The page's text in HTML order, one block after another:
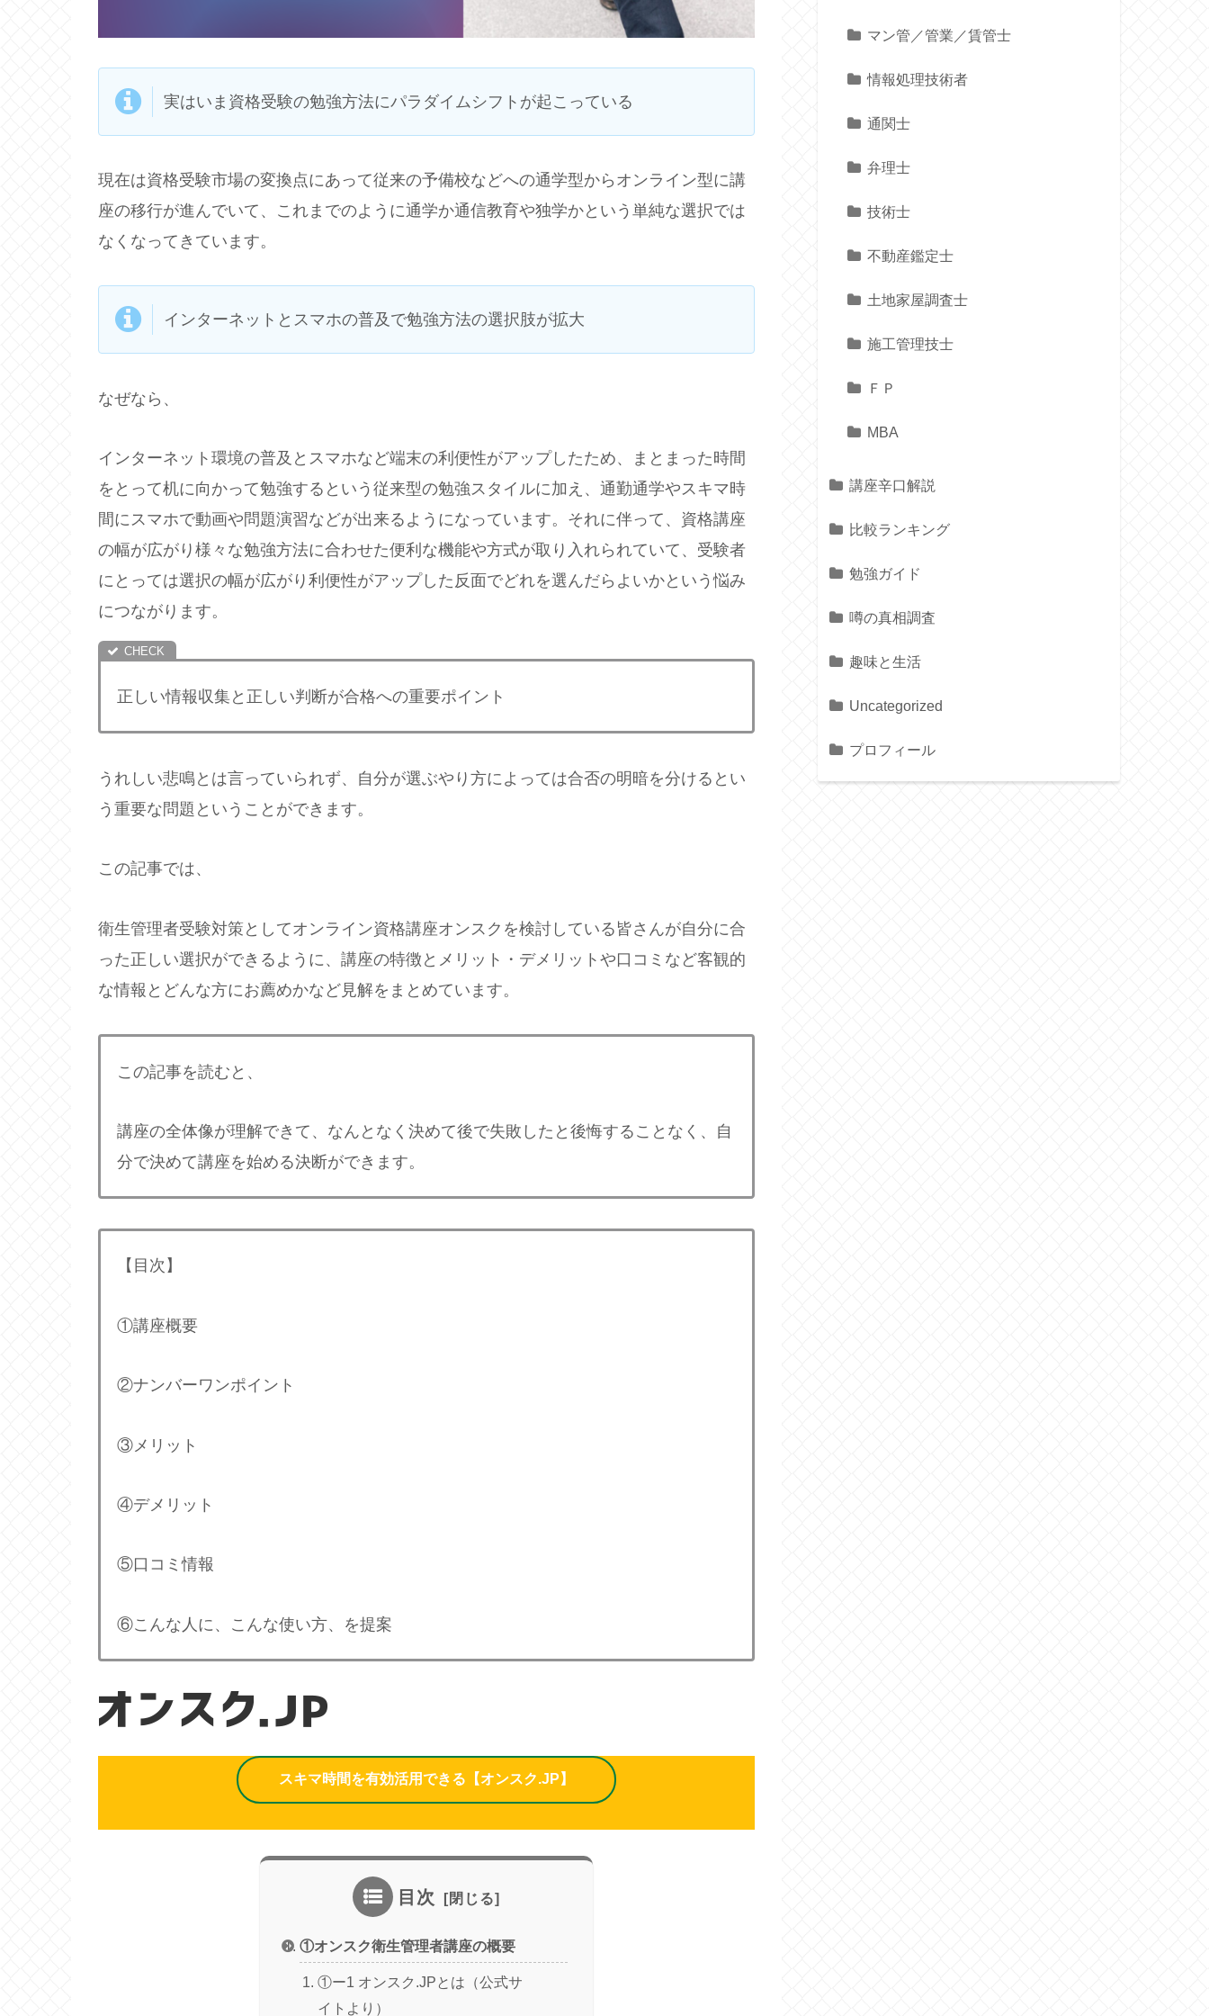
実はいま資格受験の勉強方法にパラダイムシフトが起こっている
現在は資格受験市場の変換点にあって従来の予備校などへの通学型からオンライン型に講
座の移行が進んでいて、これまでのように通学か通信教育や独学かという単純な選択では
なくなってきています。
インターネットとスマホの普及で勉強方法の選択肢が拡大
なぜなら、
インターネット環境の普及とスマホなど端末の利便性がアップしたため、まとまった時間
をとって机に向かって勉強するという従来型の勉強スタイルに加え、通勤通学やスキマ時
間にスマホで動画や問題演習などが出来るようになっています。それに伴って、資格講座
の幅が広がり様々な勉強方法に合わせた便利な機能や方式が取り入れられていて、受験者
にとっては選択の幅が広がり利便性がアップした反面でどれを選んだらよいかという悩み
につながります。
正しい情報収集と正しい判断が合格への重要ポイント
うれしい悲鳴とは言っていられず、自分が選ぶやり方によっては合否の明暗を分けるとい
う重要な問題ということができます。
この記事では、
衛生管理者受験対策としてオンライン資格講座オンスクを検討している皆さんが自分に合
った正しい選択ができるように、講座の特徴とメリット・デメリットや口コミなど客観的
な情報とどんな方にお薦めかなど見解をまとめています。
この記事を読むと、
講座の全体像が理解できて、なんとなく決めて後で失敗したと後悔することなく、自
分で決めて講座を始める決断ができます。
【目次】
①講座概要
②ナンバーワンポイント
③メリット
④デメリット
⑤口コミ情報
⑥こんな人に、こんな使い方、を提案
スキマ時間を有効活用できる【オンスク.JP】
目次
①オンスク衛生管理者講座の概要
①ー1 オンスク.JPとは（公式サ
イトより）
マン管／管業／賃管士
情報処理技術者
通関士
弁理士
技術士
不動産鑑定士
土地家屋調査士
施工管理技士
ＦＰ
MBA
講座辛口解説
比較ランキング
勉強ガイド
噂の真相調査
趣味と生活
Uncategorized
プロフィール